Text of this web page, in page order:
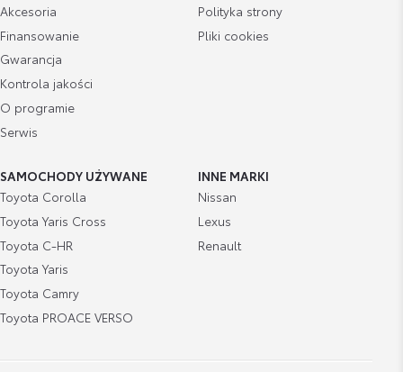
Akcesoria
Finansowanie
Gwarancja
Kontrola jakości
O programie
Serwis
Polityka strony
Pliki cookies
SAMOCHODY UŻYWANE
Toyota Corolla
Toyota Yaris Cross
Toyota C-HR
Toyota Yaris
Toyota Camry
Toyota PROACE VERSO
INNE MARKI
Nissan
Lexus
Renault